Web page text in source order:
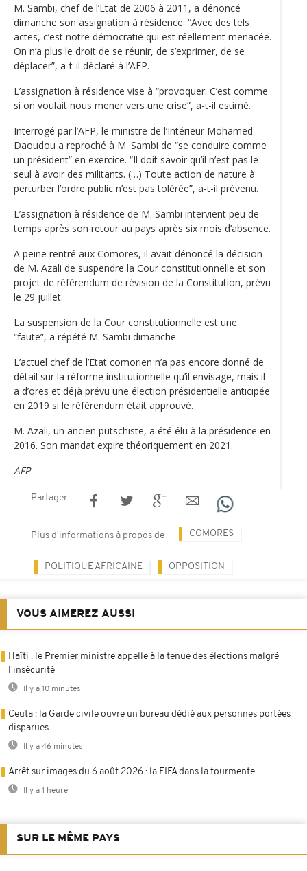
M. Sambi, chef de l’Etat de 2006 à 2011, a dénoncé
dimanche son assignation à résidence. “Avec des tels
actes, c’est notre démocratie qui est réellement menacée.
On n’a plus le droit de se réunir, de s’exprimer, de se
déplacer”, a-t-il déclaré à l’AFP.
L’assignation à résidence vise à “provoquer. C’est comme
si on voulait nous mener vers une crise”, a-t-il estimé.
Interrogé par l’AFP, le ministre de l’Intérieur Mohamed
Daoudou a reproché à M. Sambi de “se conduire comme
un président” en exercice. “Il doit savoir qu’il n’est pas le
seul à avoir des militants. (…) Toute action de nature à
perturber l’ordre public n’est pas tolérée”, a-t-il prévenu.
L’assignation à résidence de M. Sambi intervient peu de
temps après son retour au pays après six mois d’absence.
A peine rentré aux Comores, il avait dénoncé la décision
de M. Azali de suspendre la Cour constitutionnelle et son
projet de référendum de révision de la Constitution, prévu
le 29 juillet.
La suspension de la Cour constitutionnelle est une
“faute”, a répété M. Sambi dimanche.
L’actuel chef de l’Etat comorien n’a pas encore donné de
détail sur la réforme institutionnelle qu’il envisage, mais il
a d’ores et déjà prévu une élection présidentielle anticipée
en 2019 si le référendum était approuvé.
M. Azali, un ancien putschiste, a été élu à la présidence en
2016. Son mandat expire théoriquement en 2021.
AFP
Partager
Plus d'informations à propos de COMORES
POLITIQUE AFRICAINE OPPOSITION
VOUS AIMEREZ AUSSI
Haïti : le Premier ministre appelle à la tenue des élections malgré
l'insécurité
Il y a 10 minutes
Ceuta : la Garde civile ouvre un bureau dédié aux personnes portées
disparues
Il y a 46 minutes
Arrêt sur images du 6 août 2026 : la FIFA dans la tourmente
Il y a 1 heure
SUR LE MÊME PAYS